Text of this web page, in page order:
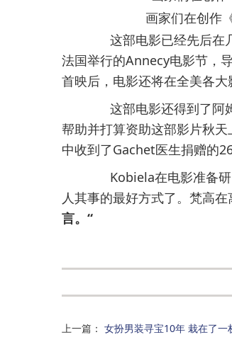
画家们在创作
这部电影已经先后在几
法国举行的Annecy电影节，
首映后，电影还将在全美各大
这部电影还得到了阿姆
帮助并打算资助这部影片秋
中收到了Gachet医生捐赠的
Kobiela在电影准备研
人其事的最好方式了。梵高
言。“
上一篇 ： 女扮男装寻宝10年 栽在了一